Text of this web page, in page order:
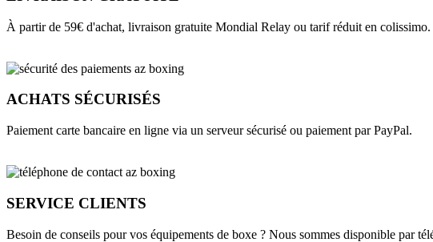
À partir de 59€ d'achat, livraison gratuite Mondial Relay ou tarif réduit en colissimo.
ACHATS SÉCURISÉS
Paiement carte bancaire en ligne via un serveur sécurisé ou paiement par PayPal.
SERVICE CLIENTS
Besoin de conseils pour vos équipements de boxe ? Nous sommes disponible par